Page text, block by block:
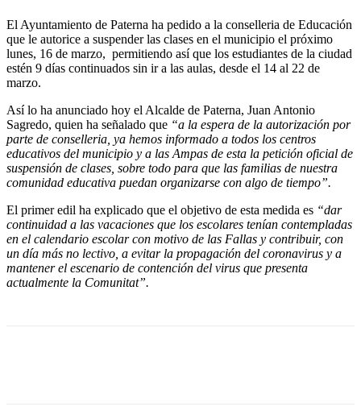
El Ayuntamiento de Paterna ha pedido a la conselleria de Educación
que le autorice a suspender las clases en el municipio el próximo
lunes, 16 de marzo, permitiendo así que los estudiantes de la ciudad
estén 9 días continuados sin ir a las aulas, desde el 14 al 22 de
marzo.
Así lo ha anunciado hoy el Alcalde de Paterna, Juan Antonio
Sagredo, quien ha señalado que “a la espera de la autorización por
parte de conselleria, ya hemos informado a todos los centros
educativos del municipio y a las Ampas de esta la petición oficial de
suspensión de clases, sobre todo para que las familias de nuestra
comunidad educativa puedan organizarse con algo de tiempo”.
El primer edil ha explicado que el objetivo de esta medida es “dar
continuidad a las vacaciones que los escolares tenían contempladas
en el calendario escolar con motivo de las Fallas y contribuir, con
un día más no lectivo, a evitar la propagación del coronavirus y a
mantener el escenario de contención del virus que presenta
actualmente la Comunitat”.